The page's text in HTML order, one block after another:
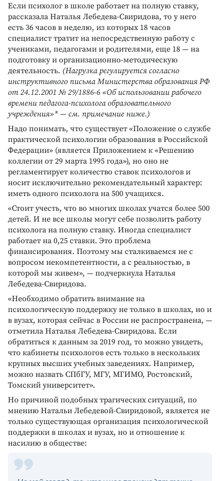
Если психолог в школе работает на полную ставку,
рассказала Наталья Лебедева-Свиридова, то у него
есть 36 часов в неделю, из которых 18 часов
специалист тратит на непосредственную работу с
учениками, педагогами и родителями, еще 18 — на
подготовку и организационно-методическую
деятельность. (Нагрузка регулируется согласно
инструктивного письма Министерства образования РФ
от 24.12.2001 № 29/1886-6 «Об использовании рабочего
времени педагога-психолога образовательного
учреждения»* — см. примечание ниже.)
Надо понимать, что существует «Положение о службе
практической психологии образования в Российской
Федерации» (является Приложением к «Решению
коллегии от 29 марта 1995 года»), но оно не
регламентирует количество ставок психологов и
носит исключительно рекомендательный характер:
иметь одного психолога на 500 учащихся.
«Стоит учесть, что во многих школах учатся более 500
детей. И не все школы могут себе позволить работу
психолога на полную ставку. Иногда специалист
работает на 0,25 ставки. Это проблема
финансирования. Поэтому мы сталкиваемся не с
вопросом некомпетентности, а с реальностью, в
которой мы живем», — подчеркнула Наталья
Лебедева-Свиридова.
«Необходимо обратить внимание на
психологическую поддержку не только в школах, но и
в вузах, которая сейчас в России не распространена, —
отметила Наталья Лебедева-Свиридова. Если
обратиться к данным за 2019 год, то можно увидеть,
что кабинеты психологов есть только в нескольких
крупных высших учебных заведениях. Например,
можно назвать СПбГУ, МГУ, МГИМО, Ростовский,
Томский университет».
Но причиной подобных трагических ситуаций, по
мнению Натальи Лебедевой-Свиридовой, является не
только существующая организация психологической
поддержки в школах и вузах, но и отношение к
насилию в обществе: